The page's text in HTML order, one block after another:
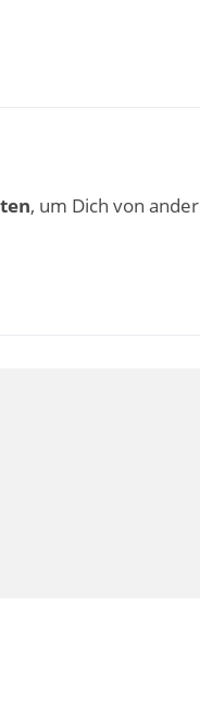
, um Dich von